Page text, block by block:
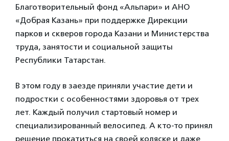
Благотворительный фонд «Альпари» и АНО
«Добрая Казань» при поддержке Дирекции
парков и скверов города Казани и Министерства
труда, занятости и социальной защиты
Республики Татарстан.
В этом году в заезде приняли участие дети и
подростки с особенностями здоровья от трех
лет. Каждый получил стартовый номер и
специализированный велосипед. А кто-то принял
решение прокатиться на своей коляске и даже